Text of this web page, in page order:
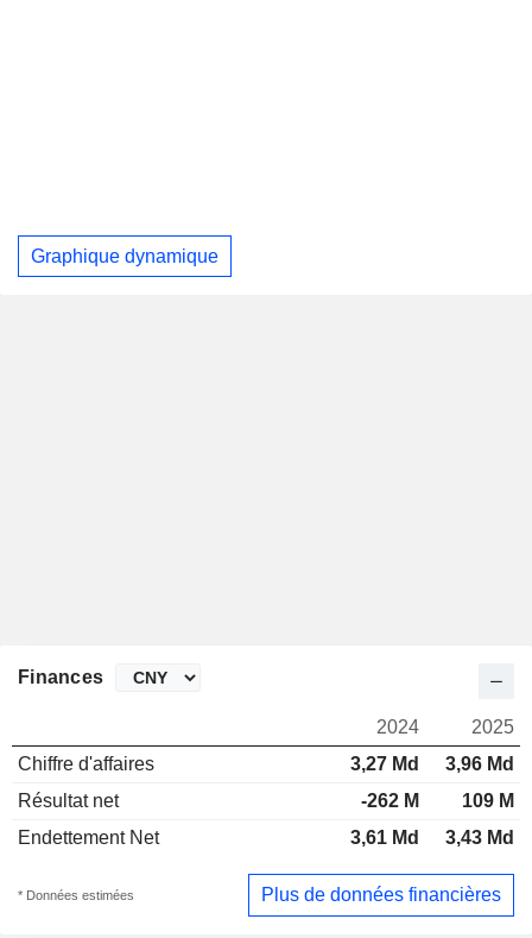
Graphique dynamique
Finances
2024
2025
Chiffre d'affaires
3,27 Md
3,96 Md
Résultat net
-262 M
109 M
Endettement Net
3,61 Md 3,43 Md
* Données estimées Plus de données financières